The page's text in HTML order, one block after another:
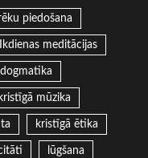
piedošana
Ikdienas meditācijas
kristīgā mūzika
kristīgā ētika
lūgšana